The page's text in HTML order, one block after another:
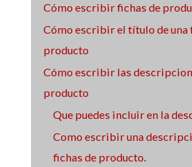
Cómo escribir fichas de
Cómo escribir el título de una
producto
Cómo escribir las
producto
Que puedes incluir en la
Como escribir una
fichas de producto.